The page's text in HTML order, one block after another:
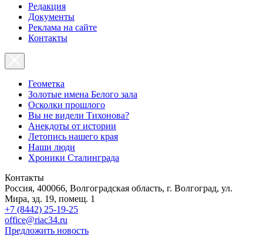
Редакция
Документы
Реклама на сайте
Контакты
Геометка
Золотые имена Белого зала
Осколки прошлого
Вы не видели Тихонова?
Анекдоты от истории
Летопись нашего края
Наши люди
Хроники Сталинграда
Контакты
Россия, 400066, Волгоградская область, г. Волгоград, ул.
Мира, зд. 19, помещ. 1
+7 (8442) 25-19-25
office@riac34.ru
Предложить новость